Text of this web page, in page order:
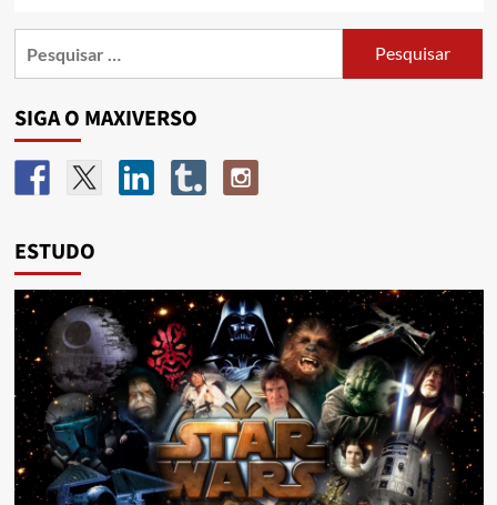
SIGA O MAXIVERSO
ESTUDO